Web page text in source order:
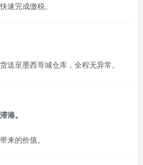
速完成缴税。
送至墨西哥城仓库，全程无异常。
港。
来的价值。